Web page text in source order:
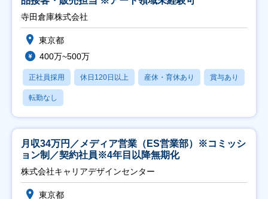
寺田倉庫株式会社
東京都
400万~500万
正社員採用 休日120日以上 産休・育休あり 賞与あり
転勤なし
月収34万円／メディア営業（ES営業部）※コミッシ
ョン制／契約社員※4年目以降無期化
株式会社キャリアデザインセンター
東京都